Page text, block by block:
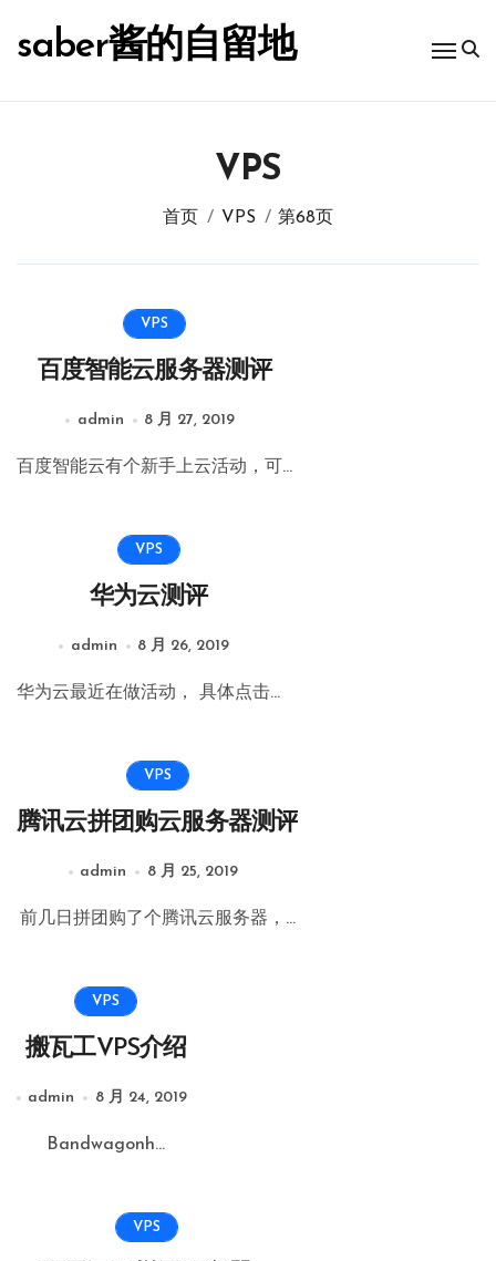
saber酱的自留地
VPS
首页 VPS 第68页
VPS
百度智能云服务器测评
admin 8 月 27, 2019
百度智能云有个新手上云活动，可...
VPS
华为云测评
admin 8 月 26, 2019
华为云最近在做活动， 具体点击...
VPS
腾讯云拼团购云服务器测评
admin 8 月 25, 2019
前几日拼团购了个腾讯云服务器，...
VPS
搬瓦工VPS介绍
admin 8 月 24, 2019
Bandwagonh...
VPS